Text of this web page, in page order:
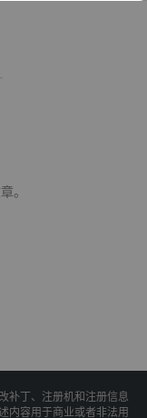
。
补丁、注册机和注册信息
内容用于商业或者非法用